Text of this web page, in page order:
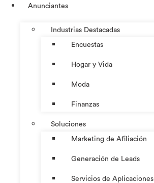
Anunciantes
Industrias Destacadas
Encuestas
Hogar y Vida
Moda
Finanzas
Soluciones
Marketing de Afiliación
Generación de Leads
Servicios de Aplicaciones